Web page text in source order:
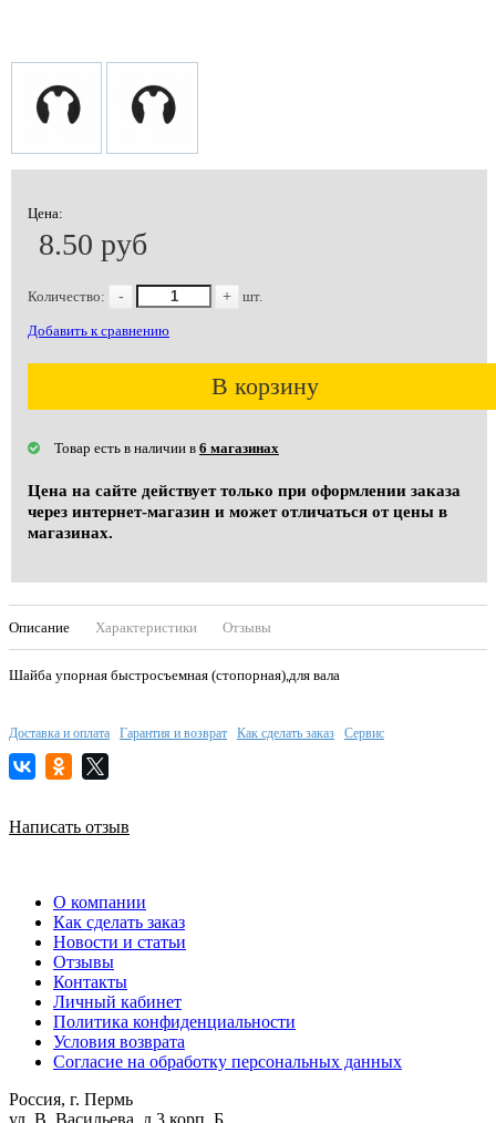
Цена:
8.50 руб
Количество: - + шт.
Добавить к сравнению
В корзину
Товар есть в наличии в 6 магазинах
Цена на сайте действует только при оформлении заказа
через интернет-магазин и может отличаться от цены в
магазинах.
Описание Характеристики Отзывы
Шайба упорная быстросъемная (стопорная),для вала
Доставка и оплата Гарантия и возврат Как сделать заказ Сервис
Написать отзыв
О компании
Как сделать заказ
Новости и статьи
Отзывы
Контакты
Личный кабинет
Политика конфиденциальности
Условия возврата
Согласие на обработку персональных данных
Россия, г. Пермь
ул. В. Васильева, д.3 корп. Б